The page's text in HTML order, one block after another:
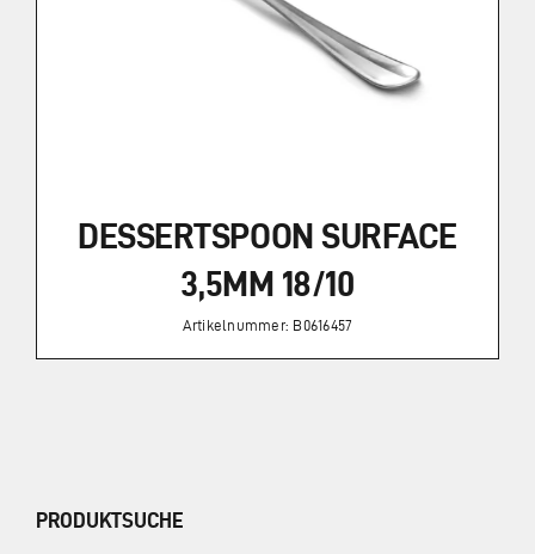
DESSERTSPOON SURFACE
3,5MM 18/10
Artikelnummer: B0616457
PRODUKTSUCHE